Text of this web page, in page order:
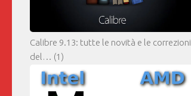
Calibre 9.13: tutte le novità e le correzioni
del… (1)